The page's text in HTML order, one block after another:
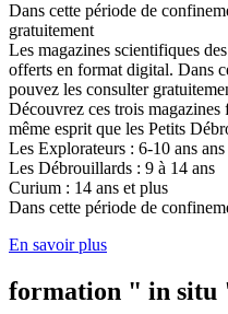
Dans cette période de
gratuitement
Les magazines scientifiques
offerts en format digital. Dans
pouvez les consulter
Découvrez ces trois magazines
même esprit que les Petits
Les Explorateurs : 6-10 ans ans
Les Débrouillards : 9 à 14 ans
Curium : 14 ans et plus
Dans cette période de
En savoir plus
formation " in situ